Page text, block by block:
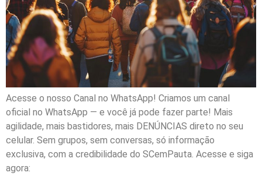
Acesse o nosso Canal no WhatsApp! Criamos um canal
oficial no WhatsApp — e você já pode fazer parte! Mais
agilidade, mais bastidores, mais DENÚNCIAS direto no seu
celular. Sem grupos, sem conversas, só informação
exclusiva, com a credibilidade do SCemPauta. Acesse e siga
agora: